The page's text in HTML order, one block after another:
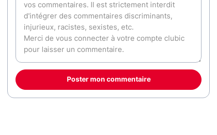
Poster mon commentaire